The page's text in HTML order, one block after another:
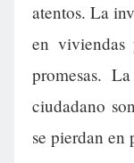
atentos. La
en
promesas.
ciudadano
se pierdan en